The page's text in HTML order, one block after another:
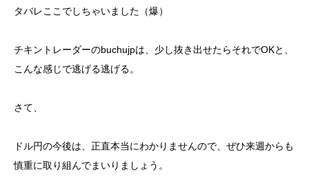
タバレここでしちゃいました（爆）
チキントレーダーのbuchujpは、少し抜き出せたらそれでOKと、
こんな感じで逃げる逃げる。
さて、
ドル円の今後は、正直本当にわかりませんので、ぜひ来週からも
慎重に取り組んでまいりましょう。